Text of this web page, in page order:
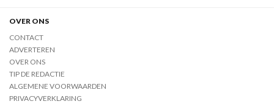
OVER ONS
CONTACT
ADVERTEREN
OVER ONS
TIP DE REDACTIE
ALGEMENE VOORWAARDEN
PRIVACYVERKLARING